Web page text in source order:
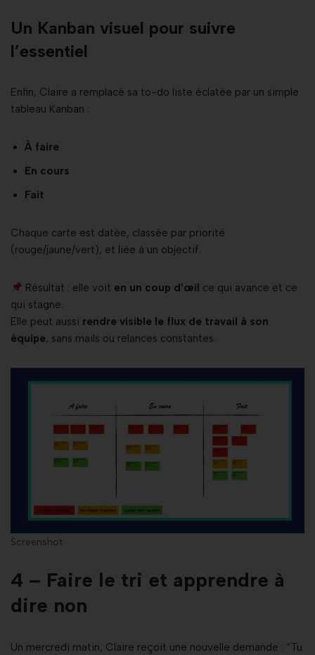
Un Kanban visuel pour suivre
l’essentiel
Enfin, Claire a remplacé sa to-do liste éclatée par un simple
tableau Kanban :
À faire
En cours
Fait
Chaque carte est datée, classée par priorité
(rouge/jaune/vert), et liée à un objectif.
Résultat : elle voit en un coup d’œil ce qui avance et ce
qui stagne.
Elle peut aussi rendre visible le flux de travail à son
équipe, sans mails ou relances constantes.
Screenshot
4 – Faire le tri et apprendre à
dire non
Un mercredi matin, Claire reçoit une nouvelle demande : “Tu